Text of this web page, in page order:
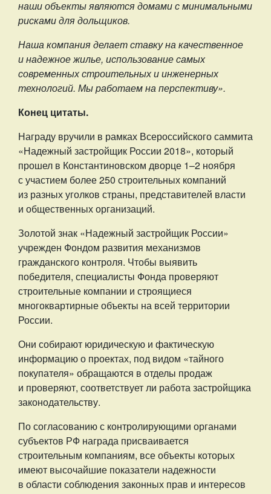
наши объекты являются домами с минимальными
рисками для дольщиков.
Наша компания делает ставку на качественное
и надежное жилье, использование самых
современных строительных и инженерных
технологий. Мы работаем на перспективу».
Конец цитаты.
Награду вручили в рамках Всероссийского саммита
«Надежный застройщик России 2018», который
прошел в Константиновском дворце 1–2 ноября
с участием более 250 строительных компаний
из разных уголков страны, представителей власти
и общественных организаций.
Золотой знак «Надежный застройщик России»
учрежден Фондом развития механизмов
гражданского контроля. Чтобы выявить
победителя, специалисты Фонда проверяют
строительные компании и строящиеся
многоквартирные объекты на всей территории
России.
Они собирают юридическую и фактическую
информацию о проектах, под видом «тайного
покупателя» обращаются в отделы продаж
и проверяют, соответствует ли работа застройщика
законодательству.
По согласованию с контролирующими органами
субъектов РФ награда присваивается
строительным компаниям, все объекты которых
имеют высочайшие показатели надежности
в области соблюдения законных прав и интересов